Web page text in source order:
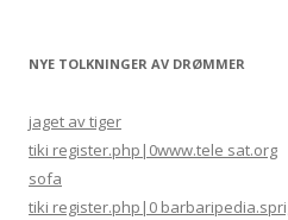
NYE TOLKNINGER AV DRØMMER
jaget av tiger
tiki register.php|0www.tele sat.org
sofa
tiki register.php|0